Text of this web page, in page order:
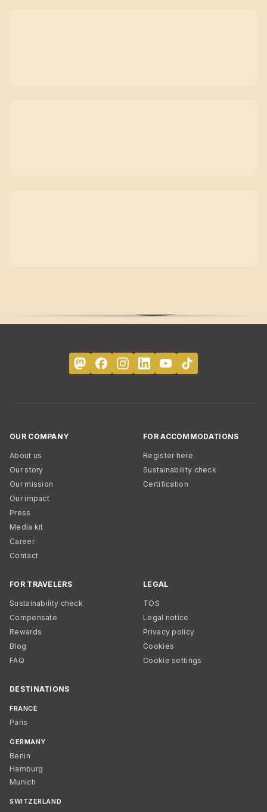
OUR COMPANY
About us
Our story
Our mission
Our impact
Press
Media kit
Career
Contact
FOR ACCOMMODATIONS
Register here
Sustainability check
Certification
FOR TRAVELERS
Sustainability check
Compensate
Rewards
Blog
FAQ
LEGAL
TOS
Legal notice
Privacy policy
Cookies
Cookie settings
DESTINATIONS
FRANCE
Paris
GERMANY
Berlin
Hamburg
Munich
SWITZERLAND